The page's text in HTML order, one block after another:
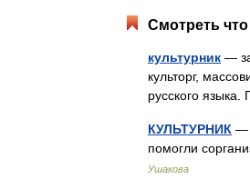
Смотреть
культурник —
культорг,
русского
КУЛЬТУРНИК —
помогли
Ушакова